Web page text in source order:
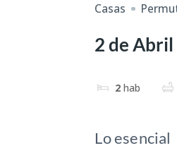
Casas
2 de
2 hab
Lo esencial